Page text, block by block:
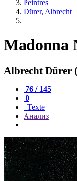
Peintres
Dürer, Albrecht
Madonna
Albrecht Dürer
76 / 145
0
Texte
Анализ